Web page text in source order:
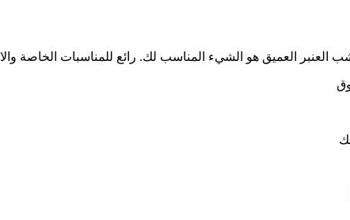
العنبر العميق هو الشيء المناسب لك. رائع للمناسبات الخاصة